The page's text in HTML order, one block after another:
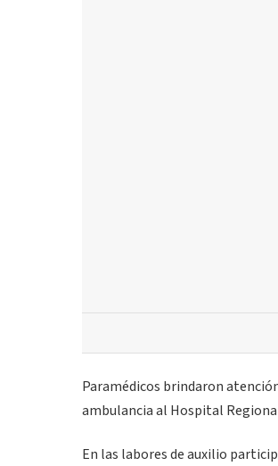
Paramédicos brindaron
ambulancia al Hospital
En las labores de auxilio